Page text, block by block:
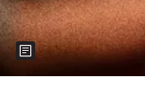
Zeigt weitere